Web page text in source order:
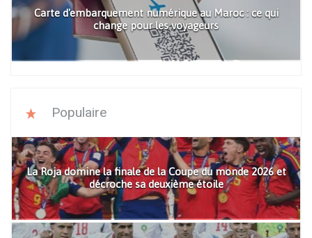
Carte d'embarquement numérique au Maroc : ce qui
change pour les voyageurs
Populaire
La Roja domine la finale de la Coupe du monde 2026 et
décroche sa deuxième étoile